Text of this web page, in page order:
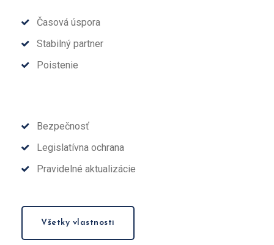
Časová úspora
Stabilný partner
Poistenie
Bezpečnosť
Legislatívna ochrana
Pravidelné aktualizácie
Všetky vlastnosti